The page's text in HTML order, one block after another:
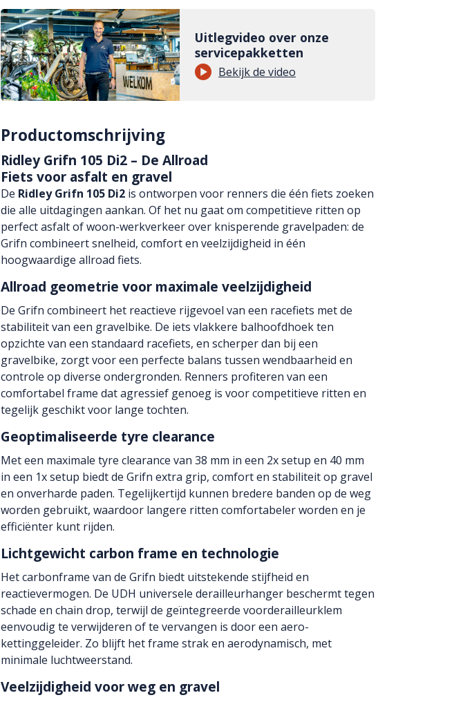
Uitlegvideo over onze
servicepakketten
Bekijk de video
Productomschrijving
Ridley Grifn 105 Di2 – De Allroad
Fiets voor asfalt en gravel
De Ridley Grifn 105 Di2 is ontworpen voor renners die één fiets zoeken
die alle uitdagingen aankan. Of het nu gaat om competitieve ritten op
perfect asfalt of woon-werkverkeer over knisperende gravelpaden: de
Grifn combineert snelheid, comfort en veelzijdigheid in één
hoogwaardige allroad fiets.
Allroad geometrie voor maximale veelzijdigheid
De Grifn combineert het reactieve rijgevoel van een racefiets met de
stabiliteit van een gravelbike. De iets vlakkere balhoofdhoek ten
opzichte van een standaard racefiets, en scherper dan bij een
gravelbike, zorgt voor een perfecte balans tussen wendbaarheid en
controle op diverse ondergronden. Renners profiteren van een
comfortabel frame dat agressief genoeg is voor competitieve ritten en
tegelijk geschikt voor lange tochten.
Geoptimaliseerde tyre clearance
Met een maximale tyre clearance van 38 mm in een 2x setup en 40 mm
in een 1x setup biedt de Grifn extra grip, comfort en stabiliteit op gravel
en onverharde paden. Tegelijkertijd kunnen bredere banden op de weg
worden gebruikt, waardoor langere ritten comfortabeler worden en je
efficiënter kunt rijden.
Lichtgewicht carbon frame en technologie
Het carbonframe van de Grifn biedt uitstekende stijfheid en
reactievermogen. De UDH universele derailleurhanger beschermt tegen
schade en chain drop, terwijl de geïntegreerde voorderailleurklem
eenvoudig te verwijderen of te vervangen is door een aero-
kettinggeleider. Zo blijft het frame strak en aerodynamisch, met
minimale luchtweerstand.
Veelzijdigheid voor weg en gravel